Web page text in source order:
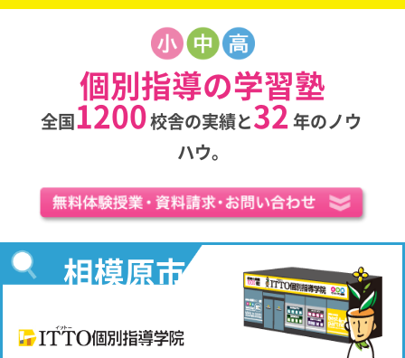
個別指導の学習塾
全国1200校舎の実績と32年のノウ
ハウ。
相模原市の